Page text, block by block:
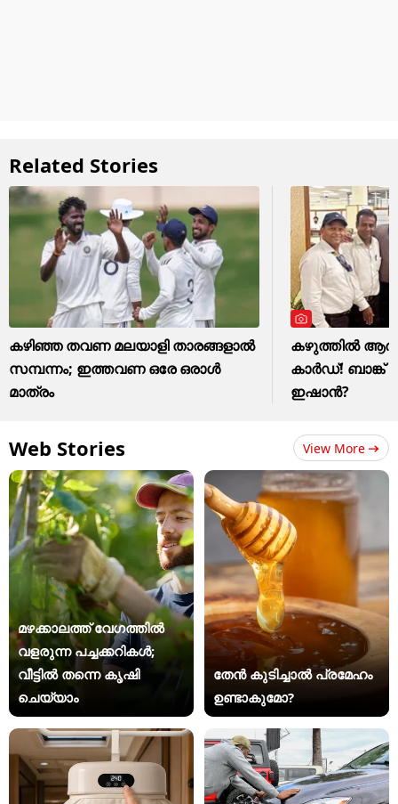
Related Stories
കഴിഞ്ഞ തവണ മലയാളി താരങ്ങളാല്‍
സമ്പന്നം; ഇത്തവണ ഒരേ ഒരാള്‍
മാത്രം
കഴുത്തില്‍
കാര്‍ഡ്! ബാങ്ക്
ഇഷാന്‍?
Web Stories View More
മഴക്കാലത്ത് വേഗത്തിൽ
വളരുന്ന പച്ചക്കറികൾ;
വീട്ടിൽ തന്നെ കൃഷി
ചെയ്യാം
തേൻ കുടിച്ചാൽ പ്രമേഹം
ഉണ്ടാകുമോ?